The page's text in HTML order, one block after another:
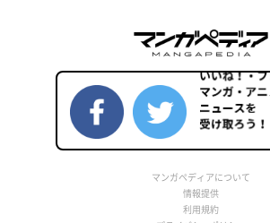
マンガペディアについて
情報提供
利用規約